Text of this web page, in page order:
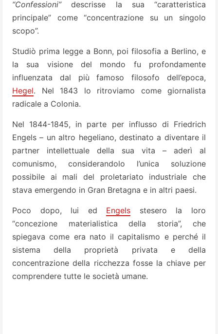
“Confessioni”descrisse la sua “caratteristica
principale” come “concentrazione su un singolo
scopo”.
Studiò prima legge a Bonn, poi filosofia a Berlino, e
la sua visione del mondo fu profondamente
influenzata dal più famoso filosofo dell’epoca,
Hegel. Nel 1843 lo ritroviamo come giornalista
radicale a Colonia.
Nel 1844-1845, in parte per influsso di Friedrich
Engels – un altro hegeliano, destinato a diventare il
partner intellettuale della sua vita – aderì al
comunismo, considerandolo l’unica soluzione
possibile ai mali del proletariato industriale che
stava emergendo in Gran Bretagna e in altri paesi.
Poco dopo, lui ed Engels stesero la loro
“concezione materialistica della storia”, che
spiegava come era nato il capitalismo e perché il
sistema della proprietà privata e della
concentrazione della ricchezza fosse la chiave per
comprendere tutte le società umane.